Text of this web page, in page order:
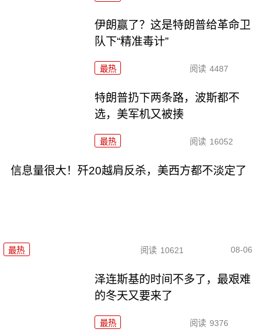
伊朗赢了？这是特朗普给革命卫
队下“精准毒计”
最热 阅读 4487
特朗普扔下两条路，波斯都不
选，美军机又被揍
最热 阅读 16052
信息量很大！歼20越肩反杀，美西方都不淡定了
最热 阅读 10621 08-06
泽连斯基的时间不多了，最艰难
的冬天又要来了
最热 阅读 9376